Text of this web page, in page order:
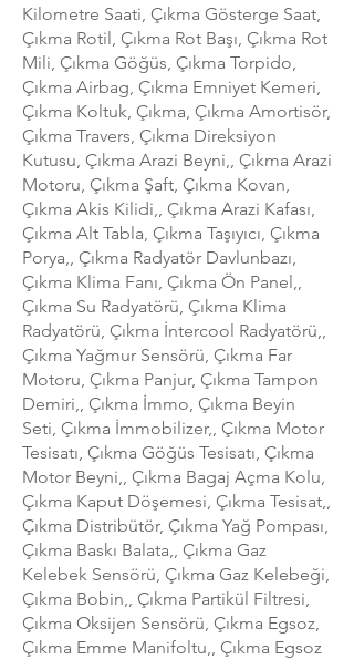
Kilometre Saati, Çıkma Gösterge Saat,
Çıkma Rotil, Çıkma Rot Başı, Çıkma Rot
Mili, Çıkma Göğüs, Çıkma Torpido,
Çıkma Airbag, Çıkma Emniyet Kemeri,
Çıkma Koltuk, Çıkma, Çıkma Amortisör,
Çıkma Travers, Çıkma Direksiyon
Kutusu, Çıkma Arazi Beyni,, Çıkma Arazi
Motoru, Çıkma Şaft, Çıkma Kovan,
Çıkma Akis Kilidi,, Çıkma Arazi Kafası,
Çıkma Alt Tabla, Çıkma Taşıyıcı, Çıkma
Porya,, Çıkma Radyatör Davlunbazı,
Çıkma Klima Fanı, Çıkma Ön Panel,,
Çıkma Su Radyatörü, Çıkma Klima
Radyatörü, Çıkma İntercool Radyatörü,,
Çıkma Yağmur Sensörü, Çıkma Far
Motoru, Çıkma Panjur, Çıkma Tampon
Demiri,, Çıkma İmmo, Çıkma Beyin
Seti, Çıkma İmmobilizer,, Çıkma Motor
Tesisatı, Çıkma Göğüs Tesisatı, Çıkma
Motor Beyni,, Çıkma Bagaj Açma Kolu,
Çıkma Kaput Döşemesi, Çıkma Tesisat,,
Çıkma Distribütör, Çıkma Yağ Pompası,
Çıkma Baskı Balata,, Çıkma Gaz
Kelebek Sensörü, Çıkma Gaz Kelebeği,
Çıkma Bobin,, Çıkma Partikül Filtresi,
Çıkma Oksijen Sensörü, Çıkma Egsoz,
Çıkma Emme Manifoltu,, Çıkma Egsoz